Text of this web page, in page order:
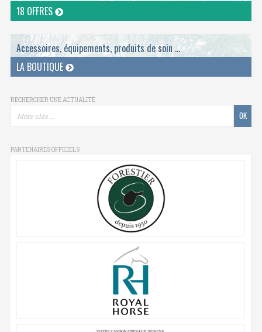
18 OFFRES
Accessoires, équipements, produits de soin ...
LA BOUTIQUE
RECHERCHER UNE ACTUALITÉ
PARTENAIRES OFFICIELS